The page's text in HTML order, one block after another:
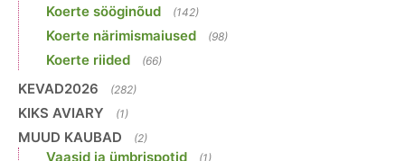
Koerte sööginõud (142)
Koerte närimismaiused (98)
Koerte riided (66)
KEVAD2026 (282)
KIKS AVIARY (1)
MUUD KAUBAD (2)
Vaasid ja ümbrispotid (1)